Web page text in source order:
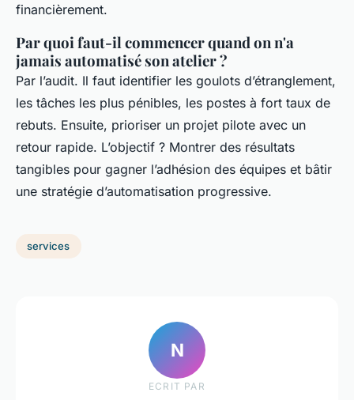
financièrement.
Par quoi faut-il commencer quand on n'a
jamais automatisé son atelier ?
Par l’audit. Il faut identifier les goulots d’étranglement,
les tâches les plus pénibles, les postes à fort taux de
rebuts. Ensuite, prioriser un projet pilote avec un
retour rapide. L’objectif ? Montrer des résultats
tangibles pour gagner l’adhésion des équipes et bâtir
une stratégie d’automatisation progressive.
services
N
ECRIT PAR